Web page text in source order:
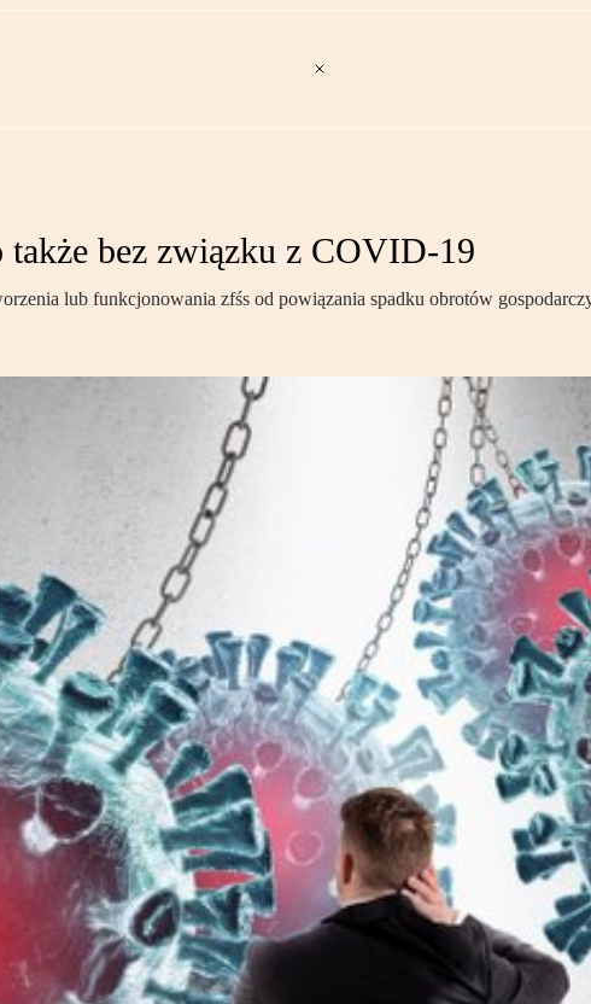
także bez związku z COVID-19
lub funkcjonowania zfśs od powiązania spadku obrotów